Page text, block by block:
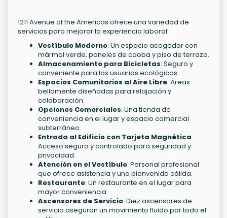
1211 Avenue of the Americas ofrece una variedad de
servicios para mejorar la experiencia laboral:
Vestíbulo Moderno: Un espacio acogedor con
mármol verde, paneles de caoba y piso de terrazo.
Almacenamiento para Bicicletas: Seguro y
conveniente para los usuarios ecológicos.
Espacios Comunitarios al Aire Libre: Áreas
bellamente diseñadas para relajación y
colaboración.
Opciones Comerciales: Una tienda de
conveniencia en el lugar y espacio comercial
subterráneo.
Entrada al Edificio con Tarjeta Magnética:
Acceso seguro y controlado para seguridad y
privacidad.
Atención en el Vestíbulo: Personal profesional
que ofrece asistencia y una bienvenida cálida.
Restaurante: Un restaurante en el lugar para
mayor conveniencia.
Ascensores de Servicio: Diez ascensores de
servicio aseguran un movimiento fluido por todo el